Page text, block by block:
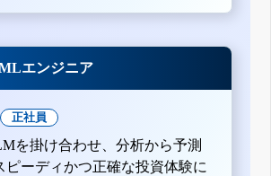
エンジニア
正社員
を掛け合わせ、分析から予測
ピーディかつ正確な投資体験に